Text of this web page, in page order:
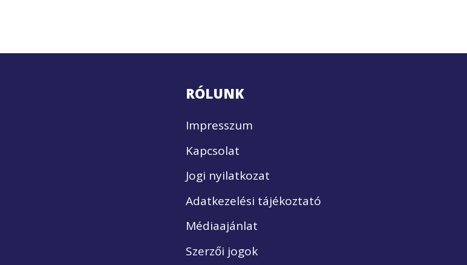
RÓLUNK
Impresszum
Kapcsolat
Jogi nyilatkozat
Adatkezelési tájékoztató
Médiaajánlat
Szerzői jogok